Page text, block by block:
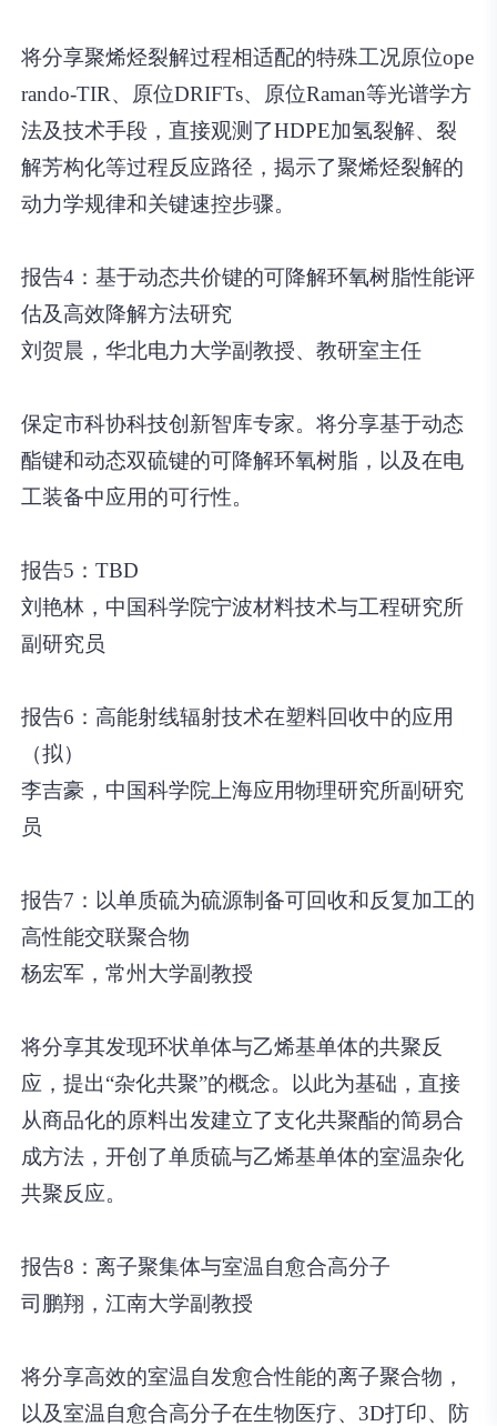
将分享聚烯烃裂解过程相适配的特殊工况原位ope
rando-TIR、原位DRIFTs、原位Raman等光谱学方
法及技术手段，直接观测了HDPE加氢裂解、裂
解芳构化等过程反应路径，揭示了聚烯烃裂解的
动力学规律和关键速控步骤。
报告4：基于动态共价键的可降解环氧树脂性能评
估及高效降解方法研究
刘贺晨，华北电力大学副教授、教研室主任
保定市科协科技创新智库专家。将分享基于动态
酯键和动态双硫键的可降解环氧树脂，以及在电
工装备中应用的可行性。
报告5：TBD
刘艳林，中国科学院宁波材料技术与工程研究所
副研究员
报告6：高能射线辐射技术在塑料回收中的应用
（拟）
李吉豪，中国科学院上海应用物理研究所副研究
员
报告7：以单质硫为硫源制备可回收和反复加工的
高性能交联聚合物
杨宏军，常州大学副教授
将分享其发现环状单体与乙烯基单体的共聚反
应，提出“杂化共聚”的概念。以此为基础，直接
从商品化的原料出发建立了支化共聚酯的简易合
成方法，开创了单质硫与乙烯基单体的室温杂化
共聚反应。
报告8：离子聚集体与室温自愈合高分子
司鹏翔，江南大学副教授
将分享高效的室温自发愈合性能的离子聚合物，
以及室温自愈合高分子在生物医疗、3D打印、防